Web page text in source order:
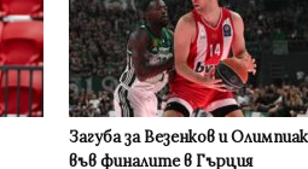
Загуба за Везенков и
във финалите в Гърция